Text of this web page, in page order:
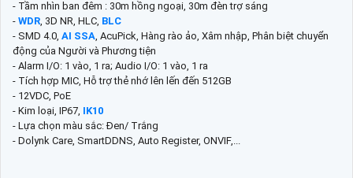
- Tầm nhìn ban đêm : 30m hồng ngoại, 30m đèn trợ sáng
- WDR , 3D NR, HLC, BLC
- SMD 4.0, AI SSA , AcuPick, Hàng rào ảo, Xâm nhập, Phân biệt chuyển
động của Người và Phương tiện
- Alarm I/O: 1 vào, 1 ra; Audio I/O: 1 vào, 1 ra
- Tích hợp MIC, Hỗ trợ thẻ nhớ lên lến đến 512GB
- 12VDC, PoE
- Kim loại, IP67, IK10
- Lựa chọn màu sắc: Đen/ Trắng
- Dolynk Care, SmartDDNS, Auto Register, ONVIF,...